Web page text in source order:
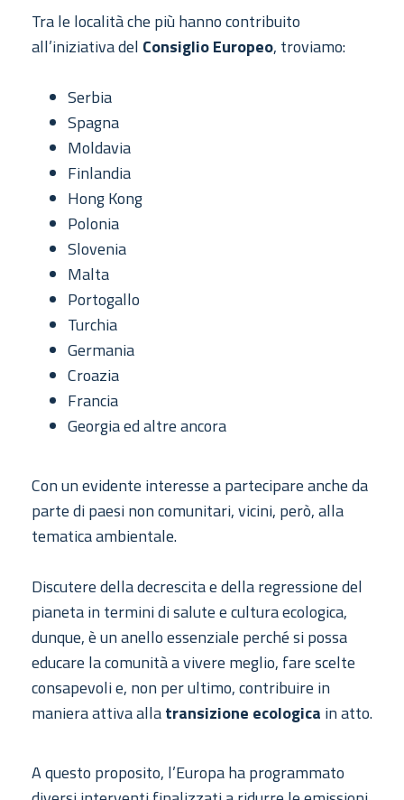
Tra le località che più hanno contribuito
all’iniziativa del Consiglio Europeo, troviamo:
Serbia
Spagna
Moldavia
Finlandia
Hong Kong
Polonia
Slovenia
Malta
Portogallo
Turchia
Germania
Croazia
Francia
Georgia ed altre ancora
Con un evidente interesse a partecipare anche da
parte di paesi non comunitari, vicini, però, alla
tematica ambientale.
Discutere della decrescita e della regressione del
pianeta in termini di salute e cultura ecologica,
dunque, è un anello essenziale perché si possa
educare la comunità a vivere meglio, fare scelte
consapevoli e, non per ultimo, contribuire in
maniera attiva allatransizione ecologica in atto.
A questo proposito, l’Europa ha programmato